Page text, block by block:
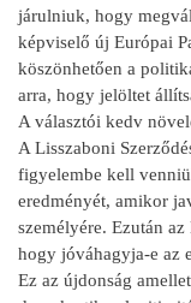
járulniuk, hogy
képviselő új Európai
köszönhetően a
arra, hogy jelöltet
A választói kedv
A Lisszaboni
figyelembe kell
eredményét, amikor
személyére. Ezután
hogy jóváhagyja-e az
Ez az újdonság